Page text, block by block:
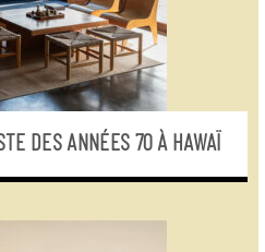
DES ANNÉES 70 À HAWAÏ